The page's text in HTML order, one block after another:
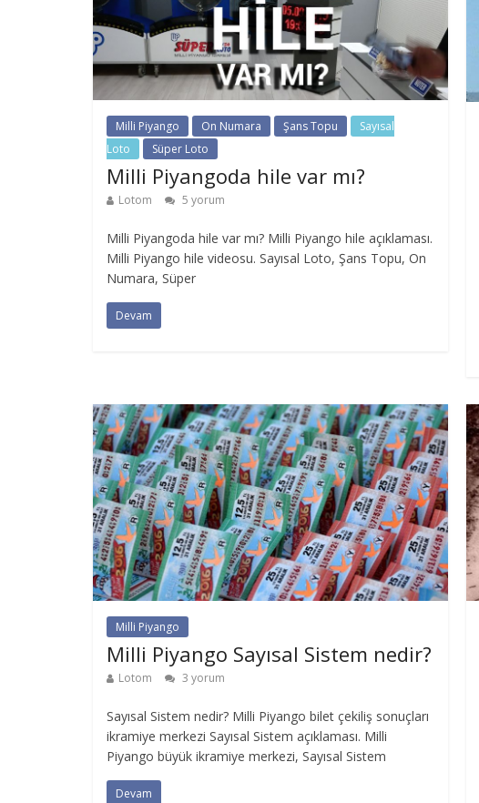
Milli Piyango On Numara Şans Topu
Sayısal
Loto
Süper Loto
Milli Piyangoda hile var mı?
Lotom 5 yorum
Milli Piyangoda hile var mı? Milli Piyango hile açıklaması.
Milli Piyango hile videosu. Sayısal Loto, Şans Topu, On
Numara, Süper
Devam
Milli Piyango
Milli Piyango Sayısal Sistem nedir?
Lotom 3 yorum
Sayısal Sistem nedir? Milli Piyango bilet çekiliş sonuçları
ikramiye merkezi Sayısal Sistem açıklaması. Milli
Piyango büyük ikramiye merkezi, Sayısal Sistem
Devam